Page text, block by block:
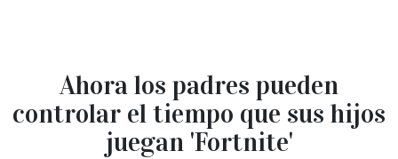
Ahora los padres pueden
controlar el tiempo que sus hijos
juegan 'Fortnite'